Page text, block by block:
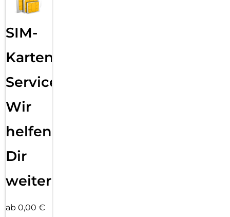
SIM-
Karten
Service:
Wir
helfen
Dir
weiter
ab 0,00 €